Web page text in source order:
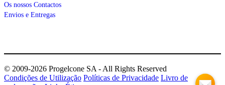
Os nossos Contactos
Envios e Entregas
© 2009-2026 Progelcone SA - All Rights Reserved
Condições de Utilização Políticas de Privacidade Livro de